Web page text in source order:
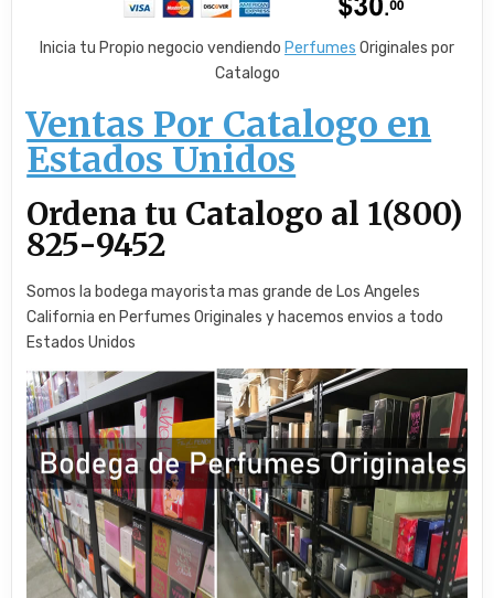
Inicia tu Propio negocio vendiendo Perfumes Originales por
Catalogo
Ventas Por Catalogo en
Estados Unidos
Ordena tu Catalogo al 1(800)
825-9452
Somos la bodega mayorista mas grande de Los Angeles
California en Perfumes Originales y hacemos envios a todo
Estados Unidos